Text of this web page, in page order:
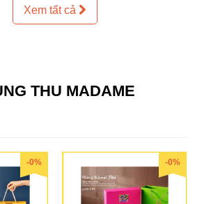
Xem tất cả
THU MADAME
-0% -0%